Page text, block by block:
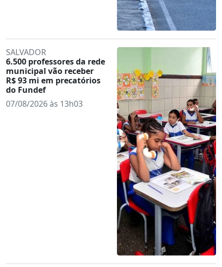
SALVADOR
6.500 professores da rede
municipal vão receber
R$ 93 mi em precatórios
do Fundef
07/08/2026 às 13h03